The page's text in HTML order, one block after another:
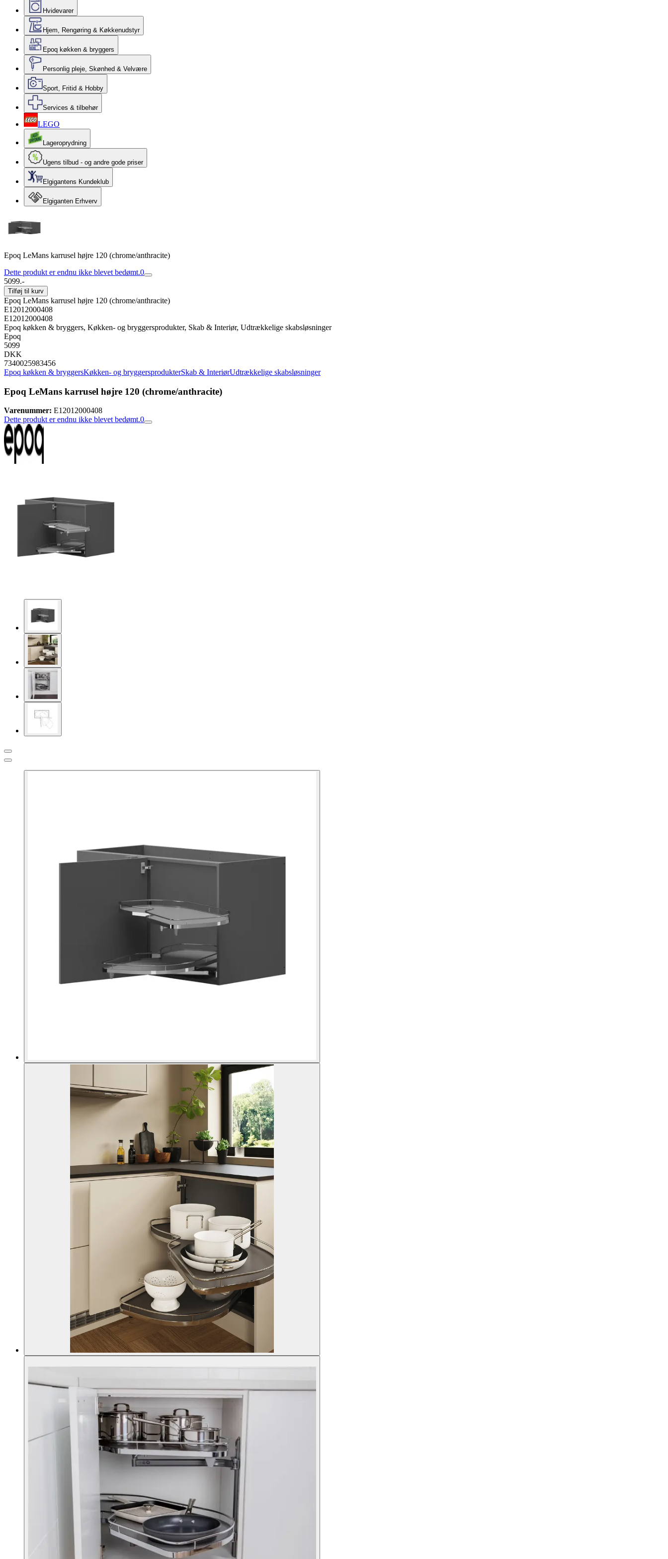
Hvidevarer
Hjem, Rengøring & Køkkenudstyr
Epoq køkken & bryggers
Personlig pleje, Skønhed & Velvære
Sport, Fritid & Hobby
Services & tilbehør
LEGO
Lageroprydning
Ugens tilbud - og andre gode priser
Elgigantens Kundeklub
Elgiganten Erhverv
Epoq LeMans karrusel højre 120 (chrome/anthracite)
Dette produkt er endnu ikke blevet bedømt.0
5099.-
Tilføj til kurv
Epoq LeMans karrusel højre 120 (chrome/anthracite)
E12012000408
E12012000408
Epoq køkken & bryggers, Køkken- og bryggersprodukter, Skab & Interiør, Udtrækkelige skabsløsninger
Epoq
5099
DKK
7340025983456
Epoq køkken & bryggersKøkken- og bryggersprodukterSkab & InteriørUdtrækkelige skabsløsninger
Epoq LeMans karrusel højre 120 (chrome/anthracite)
Varenummer: E12012000408
Dette produkt er endnu ikke blevet bedømt.0